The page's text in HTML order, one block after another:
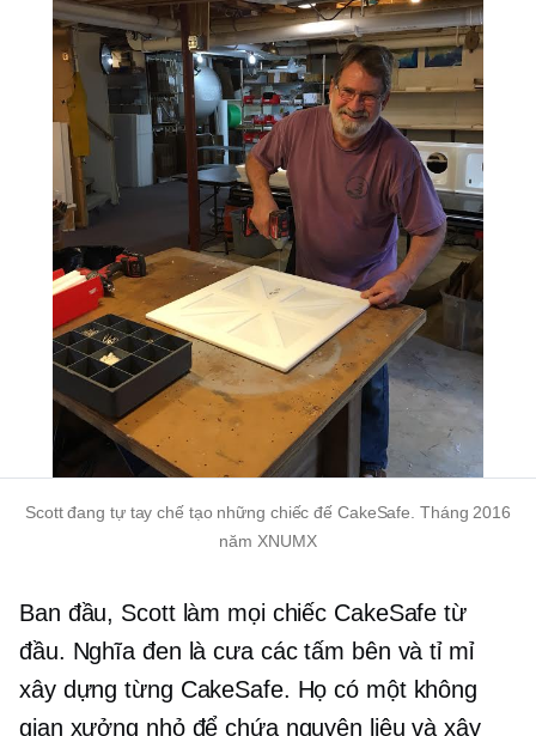
Scott đang tự tay chế tạo những chiếc đế CakeSafe. Tháng 2016
năm XNUMX
Ban đầu, Scott làm mọi chiếc CakeSafe từ
đầu. Nghĩa đen là cưa các tấm bên và tỉ mỉ
xây dựng từng CakeSafe. Họ có một không
gian xưởng nhỏ để chứa nguyên liệu và xây